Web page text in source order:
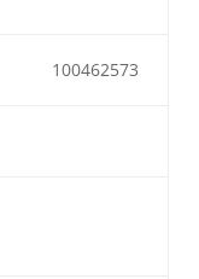
100462573